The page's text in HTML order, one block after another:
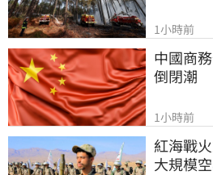
1小時前
中國商
倒閉潮
1小時前
紅海戰
大規模